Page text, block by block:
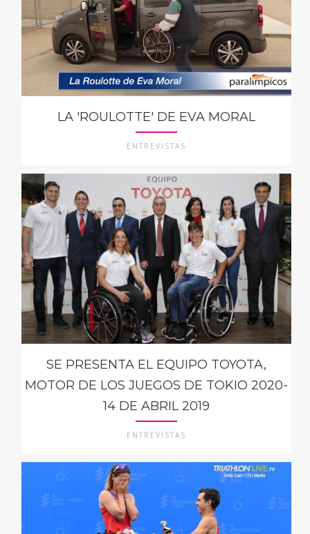
LA 'ROULOTTE' DE EVA MORAL
ENTREVISTAS
SE PRESENTA EL EQUIPO TOYOTA,
MOTOR DE LOS JUEGOS DE TOKIO 2020-
14 DE ABRIL 2019
ENTREVISTAS